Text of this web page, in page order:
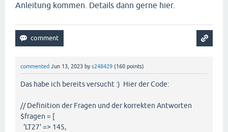
Anleitung kommen. Details dann gerne hier.
commented Jun 13, 2023 bys248429 (160 points)
Das habe ich bereits versucht :) Hier der Code:
// Definition der Fragen und der korrekten Antworten
$fragen = [
'LT27' => 145,